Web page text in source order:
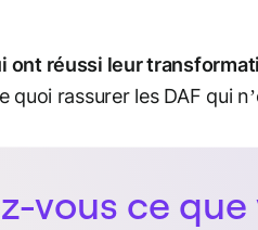
ont réussi leur
quoi rassurer les DAF qui
vous ce que